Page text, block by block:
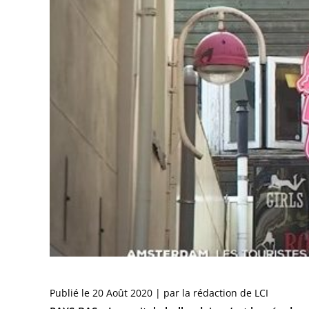
Publié le 20 Août 2020 | par la rédaction de LCI